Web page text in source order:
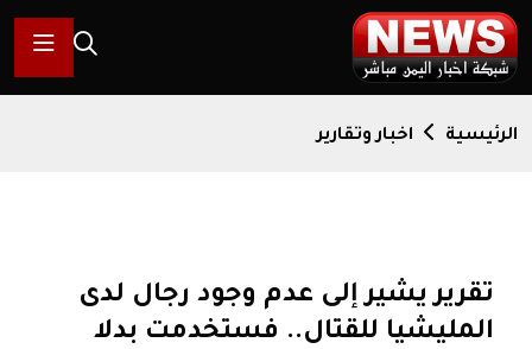
الرئيسية اخبار وتقارير
تقرير يشير إلى عدم وجود رجال لدى
المليشيا للقتال.. فستخدمت بدلا